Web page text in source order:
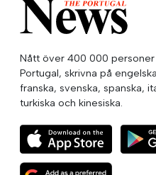
Nått över 400 000
Portugal, skrivna på
franska, svenska, spanska,
turkiska och kinesiska.